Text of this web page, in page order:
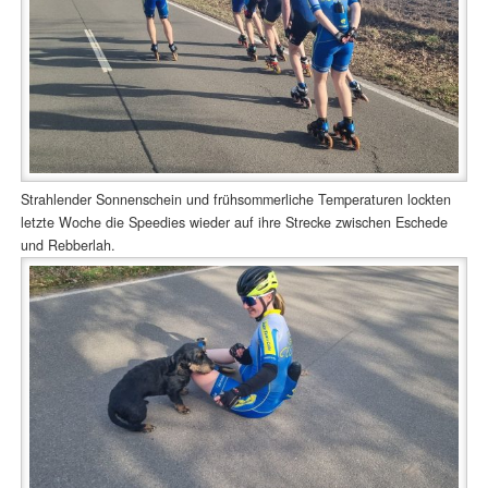
Strahlender Sonnenschein und frühsommerliche Temperaturen lockten
letzte Woche die Speedies wieder auf ihre Strecke zwischen Eschede
und Rebberlah.